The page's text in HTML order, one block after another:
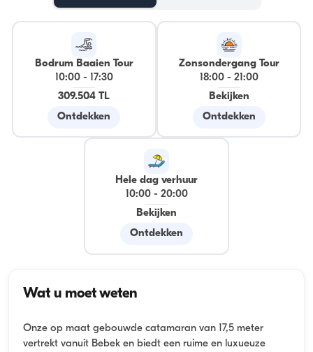
Bodrum Baaien Tour
10:00-
17:30
309.504 TL
Ontdekken
Zonsondergang Tour
18:00- 21:00
Bekijken
Ontdekken
Hele dag verhuur
10:00- 20:00
Bekijken
Ontdekken
Wat u moet weten
Onze op maat gebouwde catamaran van 17,5 meter
vertrekt vanuit Bebek en biedt een ruime en luxueuze